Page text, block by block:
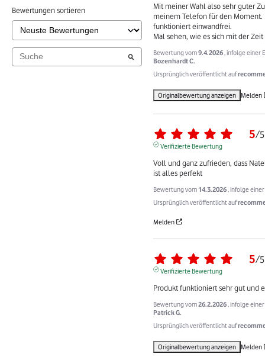
Bewertungen sortieren
Mit meiner Wahl also sehr guter
meinem Telefon für den Moment.
funktioniert einwandfrei.
Mal sehen, wie es sich mit der
Bewertung vom9.4.2026 , infolge einer
Bozenhardt C.
Ursprünglich veröffentlicht auf
Originalbewertung anzeigen Melden
5/5
Verifizierte Bewertung
Voll und ganz zufrieden, dass
ist alles perfekt
Bewertung vom 14.3.2026 , infolge
Ursprünglich veröffentlicht auf
Melden
5/5
Verifizierte Bewertung
Produkt funktioniert sehr gut und
Bewertung vom26.2.2026 , infolge
Patrick G.
Ursprünglich veröffentlicht auf
Originalbewertung anzeigen Melden